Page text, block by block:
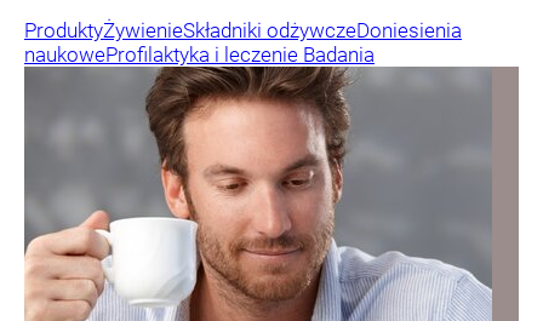
ProduktyŻywienieSkładniki odżywczeDoniesienia
naukoweProfilaktyka i leczenie Badania